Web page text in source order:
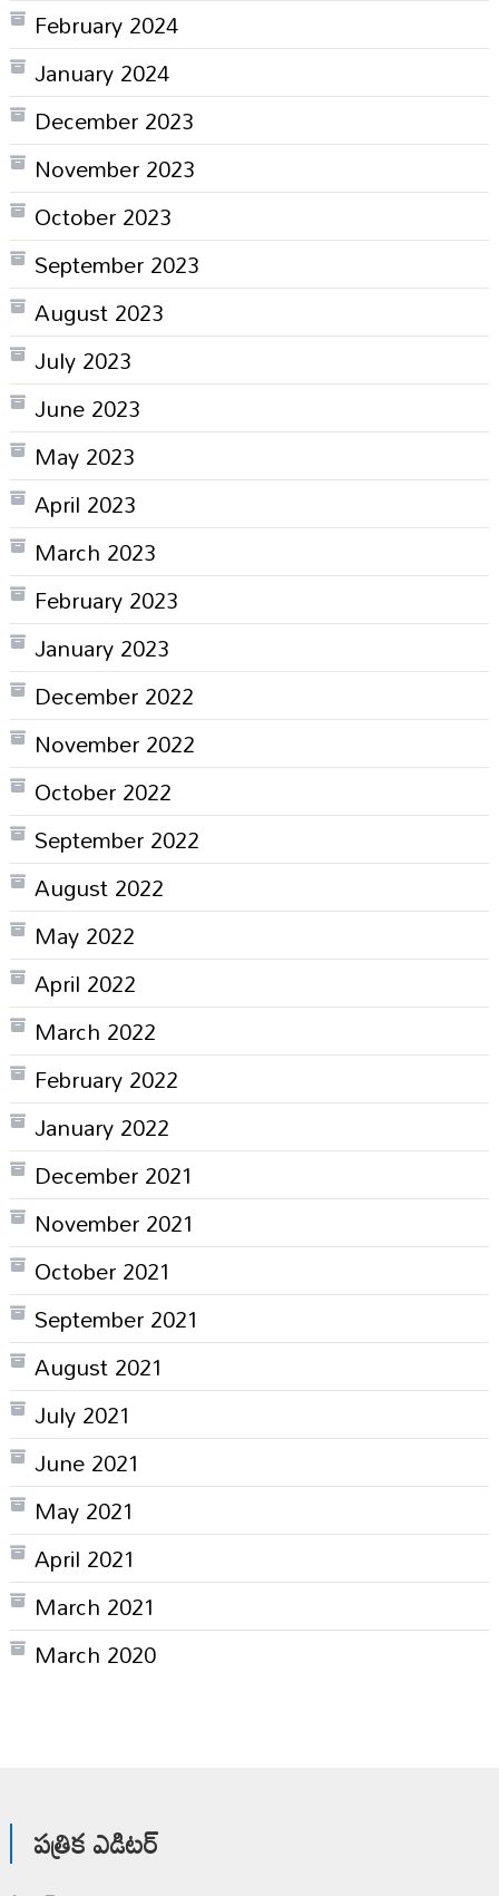
February 2024
January 2024
December 2023
November 2023
October 2023
September 2023
August 2023
July 2023
June 2023
May 2023
April 2023
March 2023
February 2023
January 2023
December 2022
November 2022
October 2022
September 2022
August 2022
May 2022
April 2022
March 2022
February 2022
January 2022
December 2021
November 2021
October 2021
September 2021
August 2021
July 2021
June 2021
May 2021
April 2021
March 2021
March 2020
పత్రిక ఎడిటర్